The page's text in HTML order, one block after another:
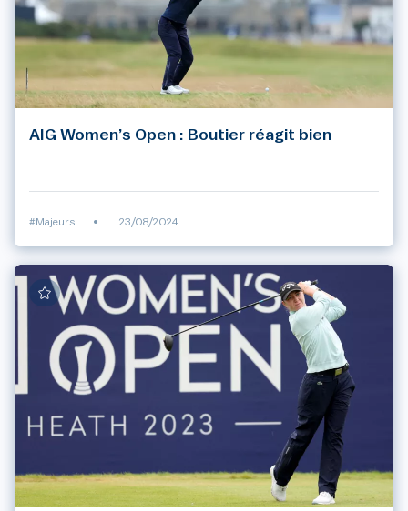
AIG Women’s Open : Boutier réagit bien
#Majeurs • 23/08/2024